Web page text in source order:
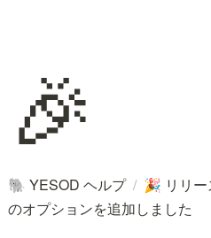
🎉
🐘 YESOD ヘルプ / 🎉 リリ
のオプションを追加しました